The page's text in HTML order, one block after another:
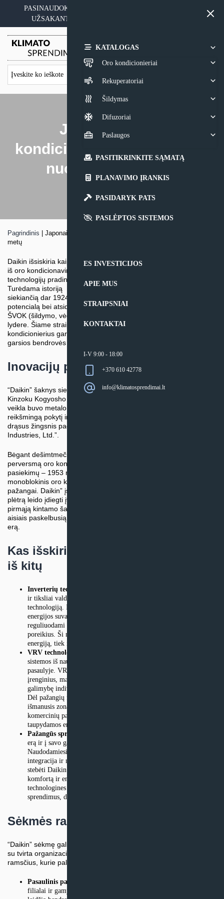
content
PASINAUDOKITE YPATINGAIS KAINOS PASIŪLYMAIS
UŽSAKANT ĮRANGĄ SU MONTAVIMO PASLAUGA
KATALOGAS
Oro kondicionieriai
Rekuperatoriai
Šildymas
Difuzoriai
Paslaugos
PASITIKRINKITE SĄMATĄ
PLANAVIMO ĮRANKIS
PASIDARYK PATS
PASLĖPTOS SISTEMOS
ES INVESTICIJOS
APIE MUS
STRAIPSNIAI
KONTAKTAI
I-V 9:00 - 18:00
+370 610 42778
info@klimatosprendimai.lt
Japonai Daikin
kondicionierius gamina dar
nuo 1938-ųjų metų
Pagrindinis
Japonai Daikin kondicionierius gamina dar nuo 1938-ųjų
metų
klimatui “Nordic Stylish”
Daikin išsiskiria kaip viena
iš oro kondicionavimo
technologijų pradininkių.
Turėdama istoriją
siekiančią dar 1924 metus, dešimtmečius kaupiamą mokslinį
potencialą bei atsidavimą ekologijai, “Daikin” tapo pasauline
ŠVOK (šildymo, vėdinimo ir oro kondicionavimo) sektoriaus
lydere. Šiame straipsnyje apžvelgsime įmonės kelionę, Daikin
kondicionierius garsinančias technologijas ir atskleisime šios
garsios bendrovės struktūrą.
Inovacijų palikimas
“Daikin” šaknys siekia 1924 m., kai Akira Yamada įkūrė “Osaka
Kinzoku Kogyosho Limited” – gamybos įmonę, kurios pagrindinė
veikla buvo metalo apdirbimas. 1938 m. bendrovė padarė
reikšmingą pokytį ir pradėjo gaminti šaldymo sistemas. Būtent šis
drąsus žingsnis padėjo pamatus tam, kas 1951 m. tapo “Daikin
Industries, Ltd.”.
Bėgant dešimtmečiams “Daikin” toliau diegė naujoves ir darė
perversmą oro kondicionavimo pramonėje. Vienas iš jos
pasiekimų – 1953 metais sukurtas pirmasis pasaulyje
monoblokinis oro kondicionierius, padėjęs pagrindą tolesnei
pažangai. Daikin” įsipareigojimas vykdyti mokslinius tyrimus ir
plėtrą leido įdiegti įvairias pažangiausias technologijas, įskaitant
pirmąją kintamo šaldymo skysčio tūrio (VRV) sistemą, 1982-
aisiais paskelbusią naują energiją taupančios klimato kontrolės
erą.
Kas išskiria Daikin kondicionierius
iš kitų
Inverterių technologija:
ir tiksliai valdyti temperatūrą paskatino išrasti inverterinę
technologiją. Inverteriu varomi oro kondicionieriai sumažina
energijos suvartojimą, kartu palaikydami optimalų komforto lygį,
reguliuodami kompresoriaus greitį pagal vėsinimo ar šildymo
poreikius. Ši naujovė sumažina tiek ir sąskaitas už elektros
energiją, tiek ir poveikį aplinkai.
VRV technologija:
sistemos iš naujo apibrėžė oro kondicionavimo sistemas visame
pasaulyje. VRV leidžia nepriklausomai valdyti kelis vidinius
įrenginius, maksimaliai padidinant efektyvumą ir suteikiant
galimybę individualiai reguliuoti temperatūrą įvairiose zonose.
Dėl pažangių funkcijų, tokių kaip šilumos rekuperacija ir
išmanusis zonavimas, VRV sistemos tenkina gyvenamųjų ir
komercinių patalpų poreikius, užtikrindamos komfortą ir
taupydamos energiją.
Pažangūs sprendimai:
erą ir į savo gaminių pasiūlą įtraukė pažangius sprendimus.
Naudodamiesi tokiomis funkcijomis kaip daiktų interneto (IoT)
integracija ir mobiliosios programėlės, naudotojai gali valdyti ir
stebėti Daikin kondicionierius nuotoliniu būdu, optimizuoti
komfortą ir energijos naudojimą. “Daikin” įsipareigojimas diegti
technologines naujoves apėmė ir dirbtiniu intelektu paremtus
sprendimus, didinančius gaminių efektyvumą ir funkcionalumą.
Sėkmės ramsčiai
“Daikin” sėkmę galima sieti ne tik su technologine pažanga, bet ir
su tvirta organizacine struktūra. Panagrinėkime pagrindinius
ramsčius, kurie palaiko įmonės veiklą:
Pasaulinis pasiekiamumas:
filialai ir gamyklos veikia daugiau nei 150 šalių. Šis platus tinklas